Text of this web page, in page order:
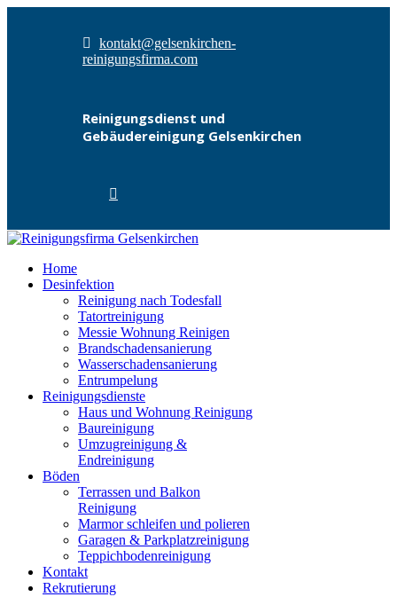
kontakt@gelsenkirchen-
reinigungsfirma.com
Reinigungsdienst und
Gebäudereinigung Gelsenkirchen
Home
Desinfektion
Reinigung nach Todesfall
Tatortreinigung
Messie Wohnung Reinigen
Brandschadensanierung
Wasserschadensanierung
Entrumpelung
Reinigungsdienste
Haus und Wohnung Reinigung
Baureinigung
Umzugreinigung &
Endreinigung
Böden
Terrassen und Balkon
Reinigung
Marmor schleifen und polieren
Garagen & Parkplatzreinigung
Teppichbodenreinigung
Kontakt
Rekrutierung